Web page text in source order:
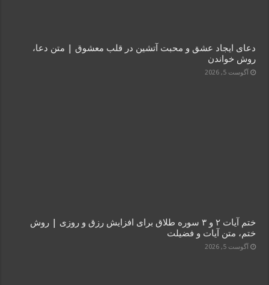
دعای ایجاد عشق و محبت آتشین در قلب معشوق | متن دعا،
روش خواندن
آگوست 5, 2026
ختم آیات ۲ و ۳ سوره طلاق برای افزایش رزق و روزی | روش
ختم، متن آیات و فضیلت
آگوست 5, 2026